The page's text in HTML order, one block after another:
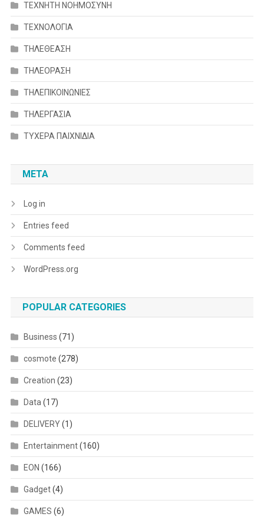
ΤΕΧΝΗΤΗ ΝΟΗΜΟΣΥΝΗ
ΤΕΧΝΟΛΟΓΙΑ
ΤΗΛΕΘΕΑΣΗ
ΤΗΛΕΟΡΑΣΗ
ΤΗΛΕΠΙΚΟΙΝΩΝΙΕΣ
ΤΗΛΕΡΓΑΣΙΑ
ΤΥΧΕΡΑ ΠΑΙΧΝΙΔΙΑ
META
Log in
Entries feed
Comments feed
WordPress.org
POPULAR CATEGORIES
Business (71)
cosmote (278)
Creation (23)
Data(17)
DELIVERY(1)
Entertainment(160)
EON (166)
Gadget(4)
GAMES (6)